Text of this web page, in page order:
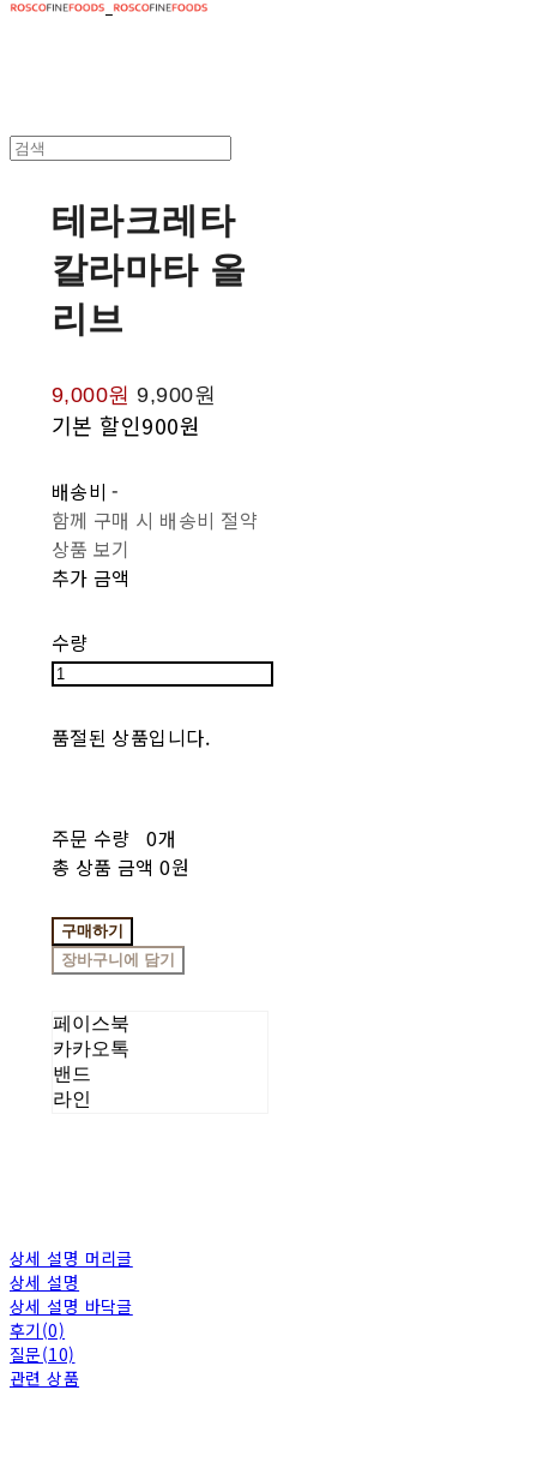
테라크레타
칼라마타 올
리브
9,000원9,900원
기본 할인900원
배송비-
함께 구매 시 배송비 절약
상품 보기
추가 금액
수량
품절된 상품입니다.
주문 수량
0개
총 상품 금액 0원
구매하기
장바구니에 담기
페이스북
카카오톡
밴드
라인
상세 설명 머리글
상세 설명
상세 설명 바닥글
후기(0)
질문(10)
관련 상품